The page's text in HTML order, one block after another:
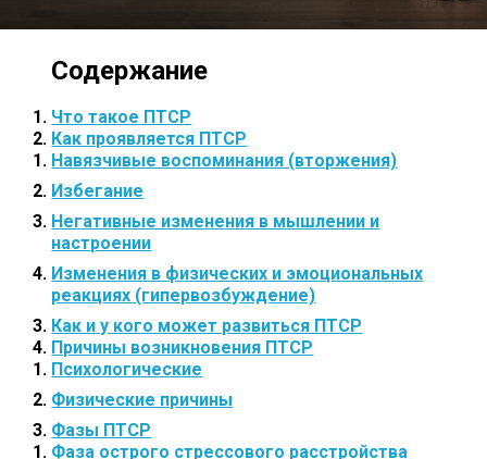
Что такое ПТСР
Как проявляется ПТСР
Навязчивые воспоминания (вторжения)
Избегание
Негативные изменения в мышлении и
настроении
Изменения в физических и эмоциональных
реакциях (гипервозбуждение)
Как и у кого может развиться ПТСР
Причины возникновения ПТСР
Психологические
Физические причины
Фазы ПТСР
Фаза острого стрессового расстройства